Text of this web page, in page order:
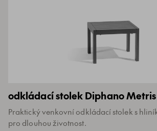
odkládací stolek Diphano Metris
Praktický venkovní odkládací stolek s
pro dlouhou životnost.